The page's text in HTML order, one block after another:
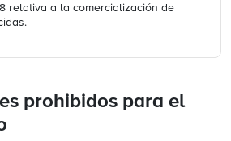
relativa a la comercialización de
prohibidos para el